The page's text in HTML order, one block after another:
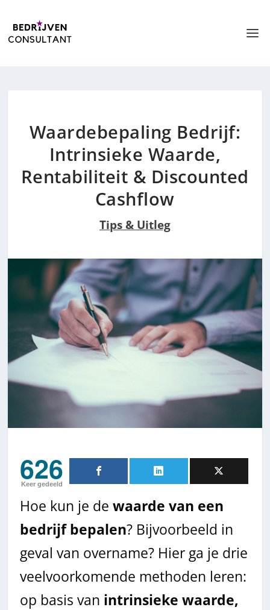
Waardebepaling Bedrijf:
Intrinsieke Waarde,
Rentabiliteit & Discounted
Cashflow
Tips & Uitleg
626
Keer gedeeld
Hoe kun je dewaarde van een
bedrijf bepalen? Bijvoorbeeld in
geval van overname? Hier ga je drie
veelvoorkomende methoden leren:
op basis van intrinsieke waarde,